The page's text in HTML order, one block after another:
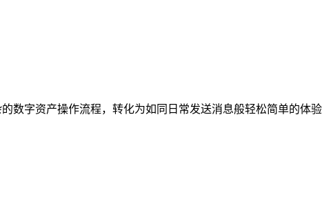
数字资产操作流程，转化为如同日常发送消息般轻松简单的体